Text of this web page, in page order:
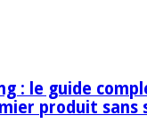
: le guide
produit sans